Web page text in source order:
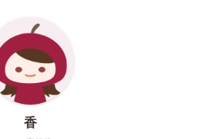
香